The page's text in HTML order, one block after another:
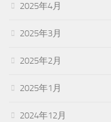
2025年4月
2025年3月
2025年2月
2025年1月
2024年12月